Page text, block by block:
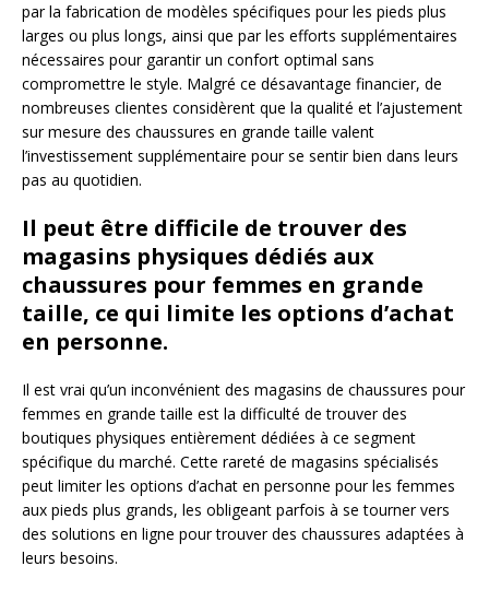
par la fabrication de modèles spécifiques pour les pieds plus
larges ou plus longs, ainsi que par les efforts supplémentaires
nécessaires pour garantir un confort optimal sans
compromettre le style. Malgré ce désavantage financier, de
nombreuses clientes considèrent que la qualité et l’ajustement
sur mesure des chaussures en grande taille valent
l’investissement supplémentaire pour se sentir bien dans leurs
pas au quotidien.
Il peut être difficile de trouver des
magasins physiques dédiés aux
chaussures pour femmes en grande
taille, ce qui limite les options d’achat
en personne.
Il est vrai qu’un inconvénient des magasins de chaussures pour
femmes en grande taille est la difficulté de trouver des
boutiques physiques entièrement dédiées à ce segment
spécifique du marché. Cette rareté de magasins spécialisés
peut limiter les options d’achat en personne pour les femmes
aux pieds plus grands, les obligeant parfois à se tourner vers
des solutions en ligne pour trouver des chaussures adaptées à
leurs besoins.